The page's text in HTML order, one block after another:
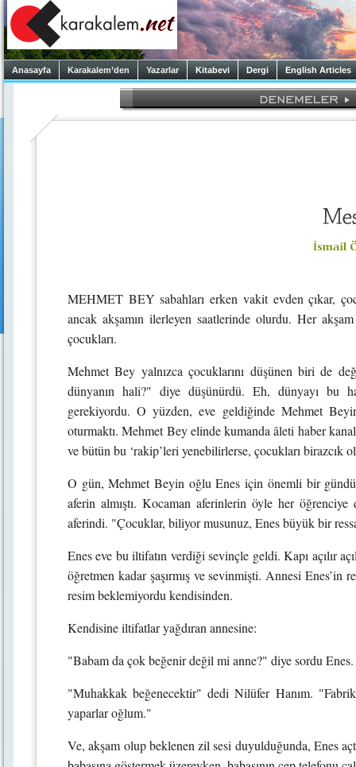
Anasayfa Karakalem’den Yazarlar Kitabevi Dergi English Articles
MEHMET BEY sabahları erken vakit evden çıkar,
ancak akşamın ilerleyen saatlerinde olurdu. Her
çocukları.
Mehmet Bey yalnızca çocuklarını düşünen biri de
dünyanın hali?" diye düşünürdü. Eh, dünyayı bu
gerekiyordu. O yüzden, eve geldiğinde Mehmet
oturmaktı. Mehmet Bey elinde kumanda âleti haber
ve bütün bu ‘rakip’leri yenebilirlerse, çocukları birazcık
O gün, Mehmet Beyin oğlu Enes için önemli bir
aferin almıştı. Kocaman aferinlerin öyle her
aferindi. "Çocuklar, biliyor musunuz, Enes büyük bir
Enes eve bu iltifatın verdiği sevinçle geldi. Kapı açılır
öğretmen kadar şaşırmış ve sevinmişti. Annesi
resim beklemiyordu kendisinden.
Kendisine iltifatlar yağdıran annesine:
"Babam da çok beğenir değil mi anne?" diye sordu Enes.
"Muhakkak beğenecektir" dedi Nilüfer Hanım.
yaparlar oğlum."
Ve, akşam olup beklenen zil sesi duyulduğunda, Enes